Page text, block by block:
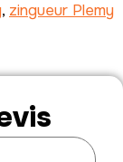
, zingueur Plemy